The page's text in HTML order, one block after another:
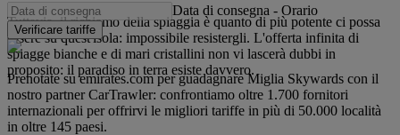
Tuttavia, il richiamo della spiaggia è quanto di più potente ci possa
essere su quest'isola: impossibile resistergli. L'offerta infinita di
spiagge bianche e di mari cristallini non vi lascerà dubbi in
proposito: il paradiso in terra esiste davvero.
Data di consegna - Orario
Verificare tariffe
Prenotate su emirates.com per guadagnare Miglia Skywards con il
nostro partner CarTrawler: confrontiamo oltre 1.700 fornitori
internazionali per offrirvi le migliori tariffe in più di 50.000 località
in oltre 145 paesi.